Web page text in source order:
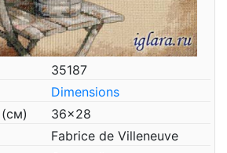
35187
Dimensions
36x28
Fabrice de Villeneuve